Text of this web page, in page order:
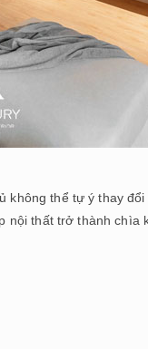
không thể tự ý thay
nội thất trở thành